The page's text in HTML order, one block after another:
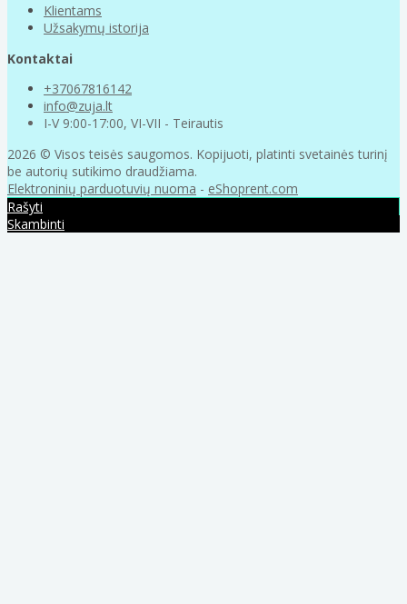
Klientams
Užsakymų istorija
Kontaktai
+37067816142
info@zuja.lt
I-V 9:00-17:00, VI-VII - Teirautis
2026 © Visos teisės saugomos. Kopijuoti, platinti svetainės turinį
be autorių sutikimo draudžiama.
Elektroninių parduotuvių nuoma - eShoprent.com
Rašyti
Skambinti